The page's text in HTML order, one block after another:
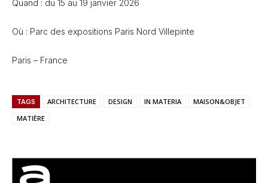
Quand : du 15 au 19 janvier 2026
Où : Parc des expositions Paris Nord Villepinte
Paris – France
TAGS ARCHITECTURE DESIGN IN MATERIA
MAISON&OBJET
MATIÈRE